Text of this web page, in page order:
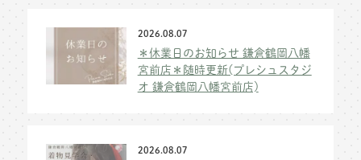
2026.08.07
＊休業日のお知らせ 鎌倉鶴岡八幡
宮前店＊随時更新(プレシュスタジ
オ 鎌倉鶴岡八幡宮前店)
2026.08.07